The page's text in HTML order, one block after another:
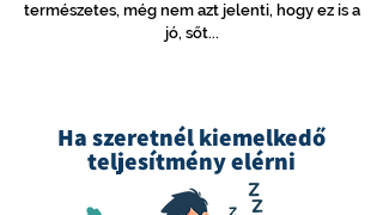
természetes, még nem azt jelenti, hogy ez is a
jó, sőt...
Ha szeretnél kiemelkedő
teljesítmény elérni